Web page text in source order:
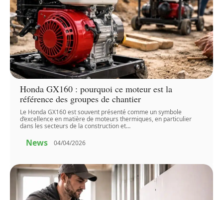
Honda GX160 : pourquoi ce moteur est la
référence des groupes de chantier
Le Honda GX160 est souvent présenté comme un symbole
d’excellence en matière de moteurs thermiques, en particulier
dans les secteurs de la construction et…
News 04/04/2026